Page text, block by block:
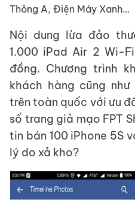
Thông A, Điện Máy Xanh…
Nội dung lừa đảo
1.000 iPad Air 2 Wi-
đồng. Chương trình
khách hàng cũng
trên toàn quốc với ưu
số trang giả mạo FPT
tin bán 100 iPhone 5S
lý do xả kho?